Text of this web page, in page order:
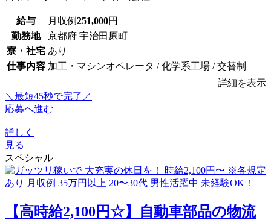
給与 月収例251,000円
勤務地
京都府 宇治田原町
寮・社宅 あり
仕事内容 加工・マシンオペレータ / 化学系工場 / 交替制
詳細を表示
＼最短45秒で完了／
応募へ進む
詳しく
見る
スペシャル
【高時給2,100円☆】自動車部品の物流